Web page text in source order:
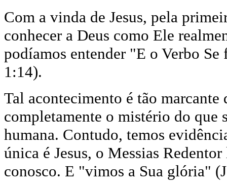
Com a vinda de Jesus, pela
conhecer a Deus como Ele
podíamos entender "E o Verbo
1:14).
Tal acontecimento é tão marcante
completamente o mistério do que
humana. Contudo, temos
única é Jesus, o Messias
conosco. E "vimos a Sua glória"